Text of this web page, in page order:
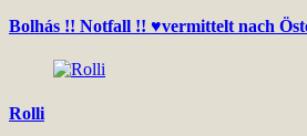
Bolhás !! Notfall !! ♥vermittelt nach
Rolli